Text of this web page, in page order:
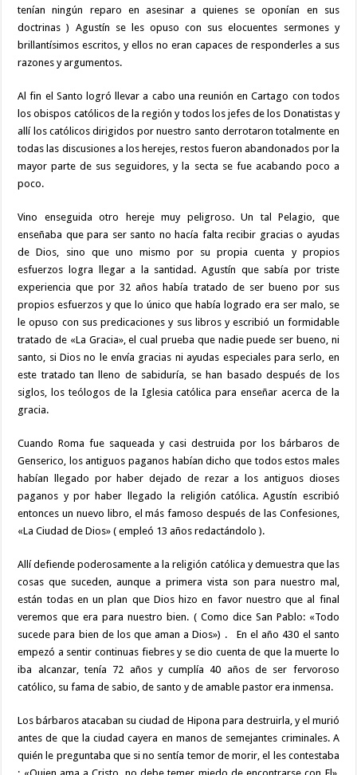
tenían ningún reparo en asesinar a quienes se oponían en sus
doctrinas ) Agustín se les opuso con sus elocuentes sermones y
brillantísimos escritos, y ellos no eran capaces de responderles a sus
razones y argumentos.
Al fin el Santo logró llevar a cabo una reunión en Cartago con todos
los obispos católicos de la región y todos los jefes de los Donatistas y
allí los católicos dirigidos por nuestro santo derrotaron totalmente en
todas las discusiones a los herejes, restos fueron abandonados por la
mayor parte de sus seguidores, y la secta se fue acabando poco a
poco.
Vino enseguida otro hereje muy peligroso. Un tal Pelagio, que
enseñaba que para ser santo no hacía falta recibir gracias o ayudas
de Dios, sino que uno mismo por su propia cuenta y propios
esfuerzos logra llegar a la santidad. Agustín que sabía por triste
experiencia que por 32 años había tratado de ser bueno por sus
propios esfuerzos y que lo único que había logrado era ser malo, se
le opuso con sus predicaciones y sus libros y escribió un formidable
tratado de «La Gracia», el cual prueba que nadie puede ser bueno, ni
santo, si Dios no le envía gracias ni ayudas especiales para serlo, en
este tratado tan lleno de sabiduría, se han basado después de los
siglos, los teólogos de la Iglesia católica para enseñar acerca de la
gracia.
Cuando Roma fue saqueada y casi destruida por los bárbaros de
Genserico, los antiguos paganos habían dicho que todos estos males
habían llegado por haber dejado de rezar a los antiguos dioses
paganos y por haber llegado la religión católica. Agustín escribió
entonces un nuevo libro, el más famoso después de las Confesiones,
«La Ciudad de Dios» ( empleó 13 años redactándolo ).
Allí defiende poderosamente a la religión católica y demuestra que las
cosas que suceden, aunque a primera vista son para nuestro mal,
están todas en un plan que Dios hizo en favor nuestro que al final
veremos que era para nuestro bien. ( Como dice San Pablo: «Todo
sucede para bien de los que aman a Dios») . En el año 430 el santo
empezó a sentir continuas fiebres y se dio cuenta de que la muerte lo
iba alcanzar, tenía 72 años y cumplía 40 años de ser fervoroso
católico, su fama de sabio, de santo y de amable pastor era inmensa.
Los bárbaros atacaban su ciudad de Hipona para destruirla, y el murió
antes de que la ciudad cayera en manos de semejantes criminales. A
quién le preguntaba que si no sentía temor de morir, el les contestaba